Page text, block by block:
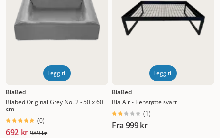
med et avtagbart trekk slik at du kan vaske det for hånd
eller med maskinvask (husk å sjekke vaskelappen). Fjern
gjerne løse hår med jevne mellomrom med en klesbørste
eller, like så greit, hundebørsten. Flekker og søl fjerner du
ull, må du følge anvisningene nøye og eventuelt bruke
egne renseprodukter som er laget for disse materialene.
Legg til
BiaBed
Biabed Original Grey No. 2 - 50 x 60
cm
(0)
692 kr 989 kr
Legg til
BiaBed
Bia Air - Benstøtte svart
(1)
Fra 999 kr